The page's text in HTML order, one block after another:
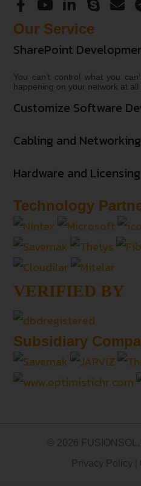
Our Service
SharePoint
You can’t control what you
happening on your network at all
Customize Software
Cabling and Networking
Hardware and Licensing
Technology
VERIFIED BY
Subsidiary
© 2026
Privacy Policy